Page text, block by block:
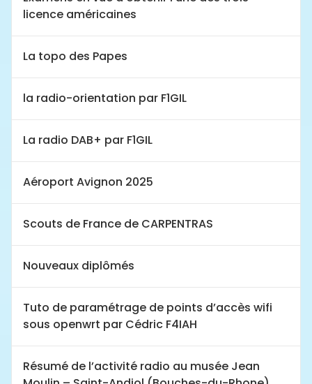
licence américaines
La topo des Papes
la radio-orientation par F1GIL
La radio DAB+ par F1GIL
Aéroport Avignon 2025
Scouts de France de CARPENTRAS
Nouveaux diplômés
Tuto de paramétrage de points d’accès wifi
sous openwrt par Cédric F4IAH
Résumé de l’activité radio au musée Jean